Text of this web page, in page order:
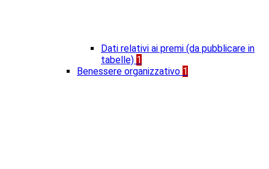
Dati relativi ai premi (da pubblicare in
tabelle) 1
Benessere organizzativo 1